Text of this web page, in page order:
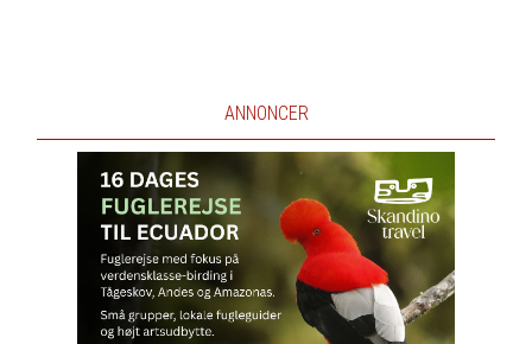
ANNONCER